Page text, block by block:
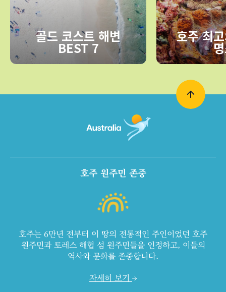
골드 코스트 해변
BEST 7
호주 최
호주 원주민 존중
호주는 6만년 전부터 이 땅의 전통적인 주인이었던 호주
원주민과 토레스 해협 섬 원주민들을 인정하고, 이들의
역사와 문화를 존중합니다.
자세히 보기